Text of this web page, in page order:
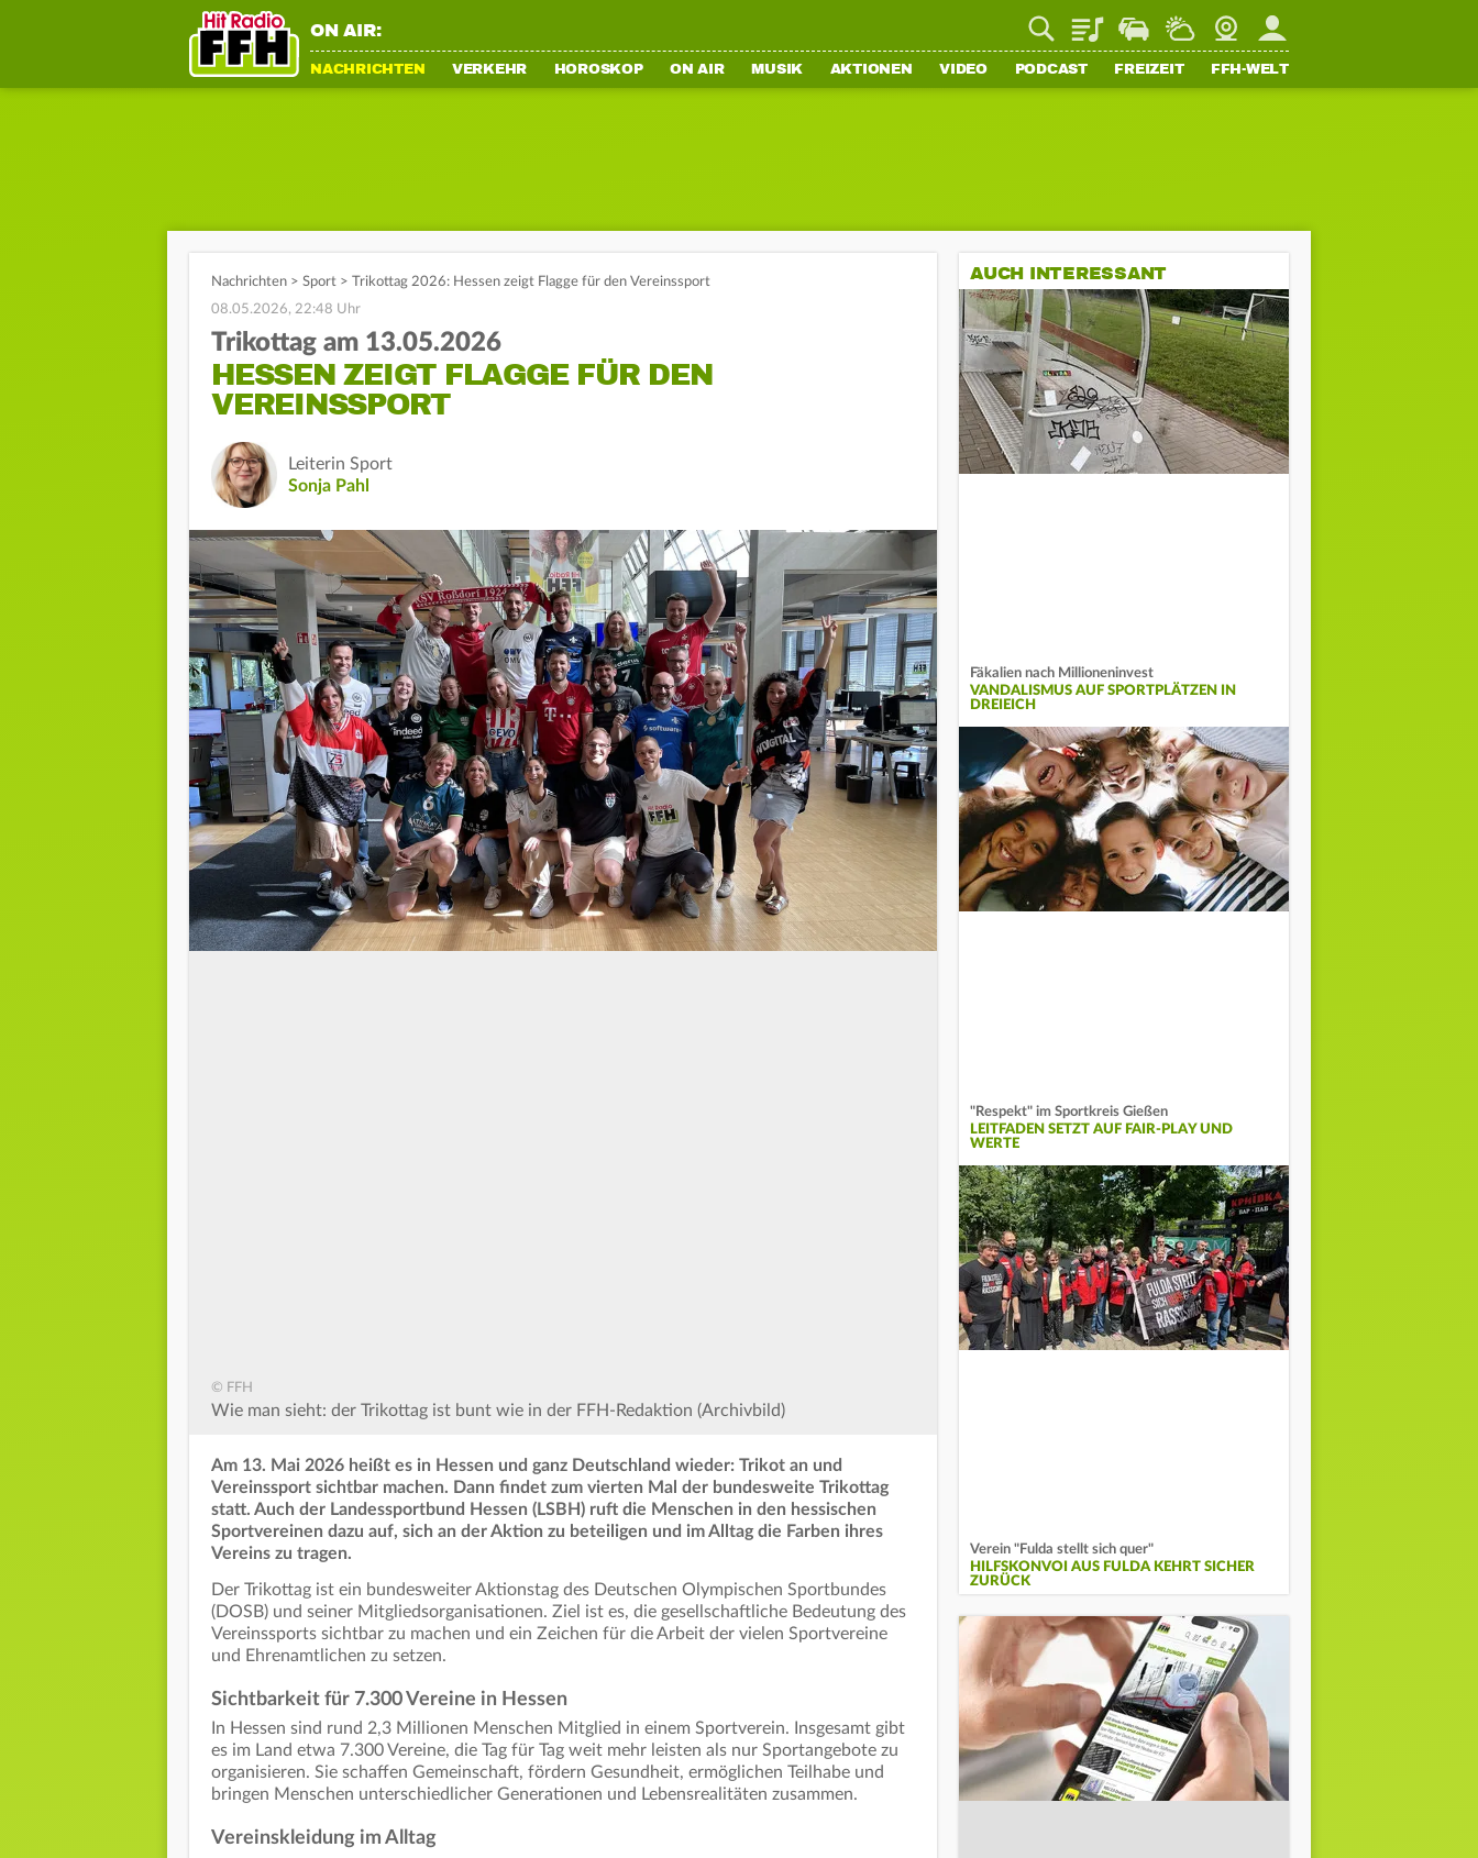
ON AIR: PlaylistStaupilotWetterWebcamMein FFH
NACHRICHTEN VERKEHR HOROSKOP ON AIR MUSIK AKTIONEN VIDEO PODCAST FREIZEIT FFH-WELT
Nachrichten > Sport > Trikottag 2026: Hessen zeigt Flagge für den Vereinssport
08.05.2026, 22:48 Uhr
Trikottag am 13.05.2026
HESSEN ZEIGT FLAGGE FÜR DEN
VEREINSSPORT
Leiterin Sport
Sonja Pahl
© FFH
Wie man sieht: der Trikottag ist bunt wie in der FFH-Redaktion (Archivbild)
Am 13. Mai 2026 heißt es in Hessen und ganz Deutschland wieder: Trikot an und
Vereinssport sichtbar machen. Dann findet zum vierten Mal der bundesweite Trikottag
statt. Auch der Landessportbund Hessen (LSBH) ruft die Menschen in den hessischen
Sportvereinen dazu auf, sich an der Aktion zu beteiligen und im Alltag die Farben ihres
Vereins zu tragen.
Der Trikottag ist ein bundesweiter Aktionstag des Deutschen Olympischen Sportbundes
(DOSB) und seiner Mitgliedsorganisationen. Ziel ist es, die gesellschaftliche Bedeutung des
Vereinssports sichtbar zu machen und ein Zeichen für die Arbeit der vielen Sportvereine
und Ehrenamtlichen zu setzen.
Sichtbarkeit für 7.300 Vereine in Hessen
In Hessen sind rund 2,3 Millionen Menschen Mitglied in einem Sportverein. Insgesamt gibt
es im Land etwa 7.300 Vereine, die Tag für Tag weit mehr leisten als nur Sportangebote zu
organisieren. Sie schaffen Gemeinschaft, fördern Gesundheit, ermöglichen Teilhabe und
bringen Menschen unterschiedlicher Generationen und Lebensrealitäten zusammen.
Vereinskleidung im Alltag
AUCH INTERESSANT
Fäkalien nach Millioneninvest
VANDALISMUS AUF SPORTPLÄTZEN IN
DREIEICH
"Respekt" im Sportkreis Gießen
LEITFADEN SETZT AUF FAIR-PLAY UND
WERTE
Verein "Fulda stellt sich quer"
HILFSKONVOI AUS FULDA KEHRT SICHER
ZURÜCK